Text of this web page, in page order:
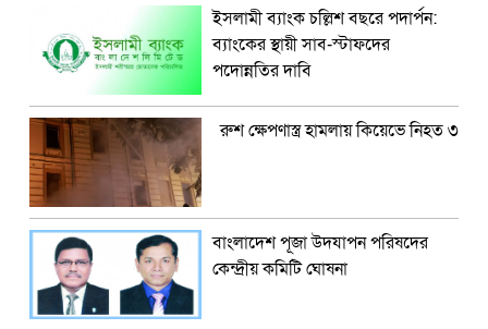
ইসলামী ব্যাংক চল্লিশ বছরে পদার্পন:
ব্যাংকের স্থায়ী সাব-স্টাফদের
পদোন্নতির দাবি
রুশ ক্ষেপণাস্ত্র হামলায় কিয়েভে নিহত ৩
বাংলাদেশ পূজা উদযাপন পরিষদের
কেন্দ্রীয় কমিটি ঘোষনা